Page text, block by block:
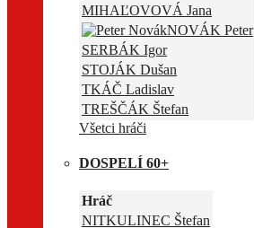
MIHAĽOVOVÁ Jana
NOVÁK Peter
SERBÁK Igor
STOJÁK Dušan
TKÁČ Ladislav
TREŠČÁK Štefan
Všetci hráči
DOSPELÍ 60+
Hráč
NITKULINEC Štefan